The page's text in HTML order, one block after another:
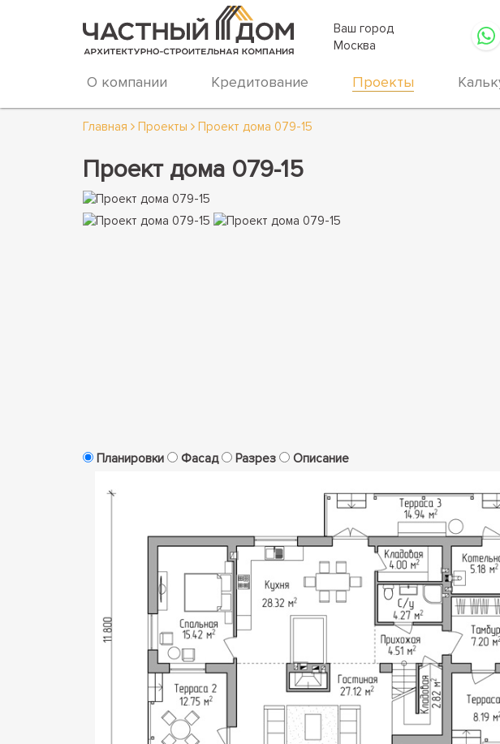
Ваш город
Москва
О компании Кредитование Проекты
Главная Проекты Проект дома 079-15
Проект дома 079-15
Планировки
Фасад Разрез Описание